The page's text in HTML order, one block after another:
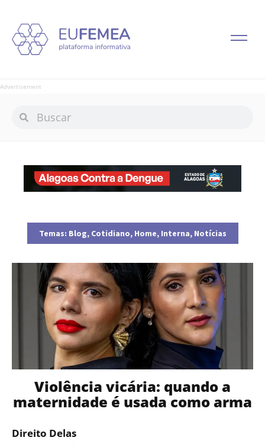
Advertisement
Temas: Blog, Cotidiano, Home, Interna, Notícias
Violência vicária: quando a
maternidade é usada como arma
Direito Delas